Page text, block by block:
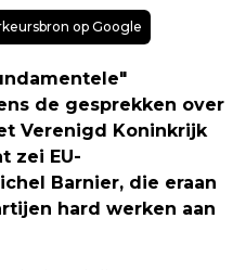
op Google
de gesprekken over
Verenigd Koninkrijk
zei EU-
Barnier, die eraan
hard werken aan